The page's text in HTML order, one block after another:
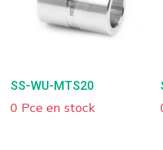
SS-WU-MTS20
0 Pce en stock